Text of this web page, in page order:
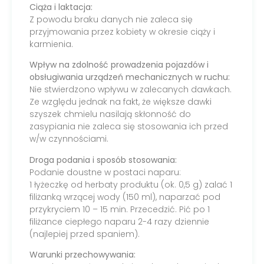
Ciąża i laktacja:
Z powodu braku danych nie zaleca się
przyjmowania przez kobiety w okresie ciąży i
karmienia.
Wpływ na zdolność prowadzenia pojazdów i
obsługiwania urządzeń mechanicznych w ruchu:
Nie stwierdzono wpływu w zalecanych dawkach.
Ze względu jednak na fakt, że większe dawki
szyszek chmielu nasilają skłonność do
zasypiania nie zaleca się stosowania ich przed
w/w czynnościami.
Droga podania i sposób stosowania:
Podanie doustne w postaci naparu:
1 łyżeczkę od herbaty produktu (ok. 0,5 g) zalać 1
filiżanką wrzącej wody (150 ml), naparzać pod
przykryciem 10 – 15 min. Przecedzić. Pić po 1
filiżance ciepłego naparu 2-4 razy dziennie
(najlepiej przed spaniem).
Warunki przechowywania: